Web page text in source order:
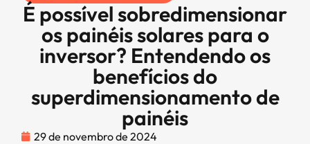
É possível sobredimensionar
os painéis solares para o
inversor? Entendendo os
benefícios do
superdimensionamento de
painéis
29 de novembro de 2024